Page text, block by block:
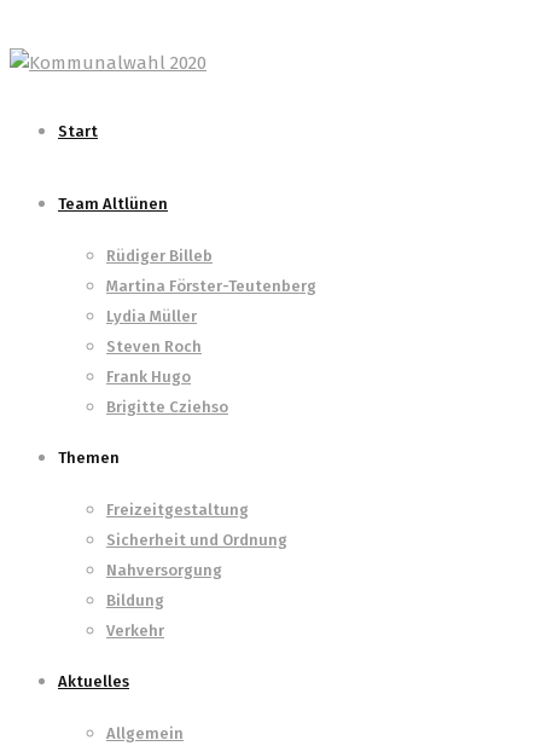
Start
Team Altlünen
Rüdiger Billeb
Martina Förster-Teutenberg
Lydia Müller
Steven Roch
Frank Hugo
Brigitte Cziehso
Themen
Freizeitgestaltung
Sicherheit und Ordnung
Nahversorgung
Bildung
Verkehr
Aktuelles
Allgemein